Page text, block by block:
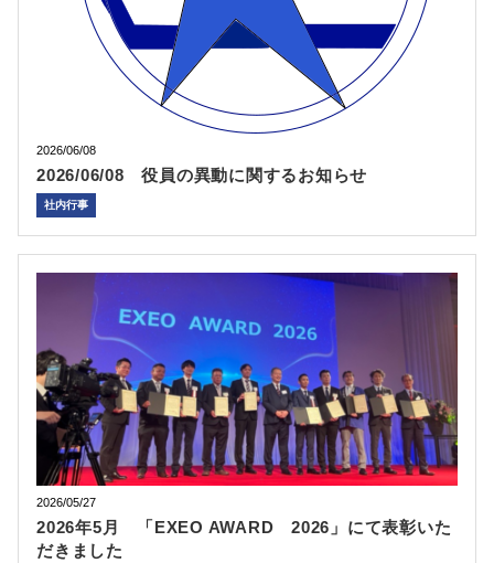
2026/06/08
2026/06/08 役員の異動に関するお知らせ
社内行事
2026/05/27
2026年5月 「EXEO AWARD 2026」にて表彰いた
だきました